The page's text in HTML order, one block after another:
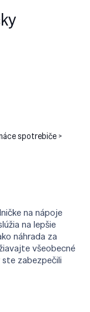
spotrebiče >
na nápoje
na lepšie
náhrada za
všeobecné
zabezpečili